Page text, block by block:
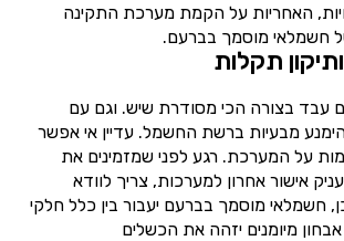
האחריות על הקמת מערכת התקינה
חשמלאי מוסמך בברעם.
תקלות
עבד בצורה הכי מסודרת שיש. וגם עם
מבעיות ברשת החשמל. עדיין אי אפשר
על המערכת. רגע לפני שמזמינים את
אישור אחרון למערכות, צריך לוודא
חשמלאי מוסמך בברעם יעבור בין כלל חלקי
מיומנים יזהה את הכשלים